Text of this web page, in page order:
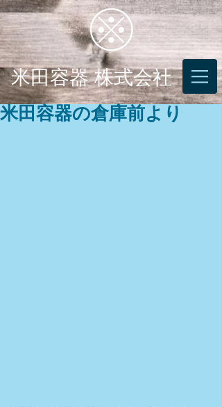
米田容器 株式会社
米田容器の倉庫前より